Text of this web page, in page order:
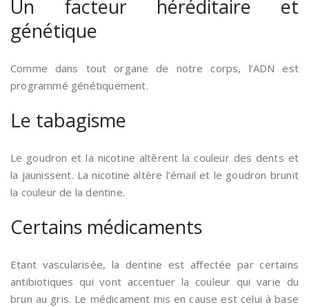
Un facteur héréditaire et
génétique
Comme dans tout organe de notre corps, l’ADN est
programmé génétiquement.
Le tabagisme
Le goudron et la nicotine altèrent la couleur des dents et
la jaunissent. La nicotine altère l’émail et le goudron brunit
la couleur de la dentine.
Certains médicaments
Etant vascularisée, la dentine est affectée par certains
antibiotiques qui vont accentuer la couleur qui varie du
brun au gris. Le médicament mis en cause est celui à base